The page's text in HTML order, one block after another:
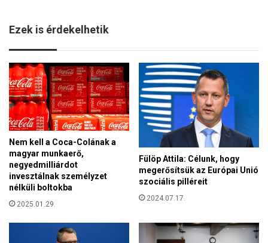
b
i
l
a
n
e
r
ő
s
a
e
l
f
ö
d
b
n
i
n
c
s
e
n
e
k
n
ő
k
Ezek is érdekelhetik
Nem kell a Coca-Colának a
magyar munkaerő,
negyedmilliárdot
invesztálnak személyzet
nélküli boltokba
2025.01.29.
Fülöp Attila: Célunk, hogy
megerősítsük az Európai Unió
szociális pilléreit
2024.07.17.